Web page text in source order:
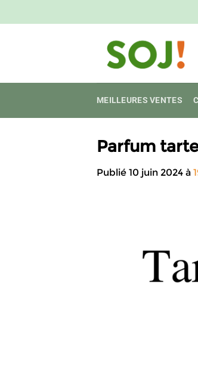
au
MEILLEURES VENTES
Parfum
Publié 10 juin 2024 à